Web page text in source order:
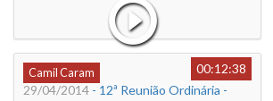
Camil Caram
00:12:38
29/04/2014 - 12ª Reunião Ordinária -